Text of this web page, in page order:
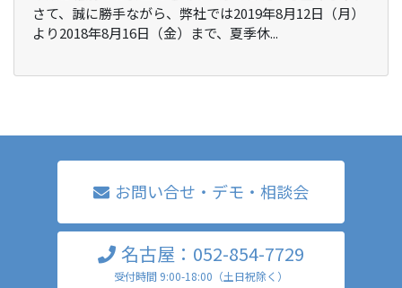
さて、誠に勝手ながら、弊社では2019年8月12日（月）
より2018年8月16日（金）まで、夏季休...
お問い合せ・デモ・相談会
名古屋：052-854-7729
受付時間 9:00-18:00（土日祝除く）